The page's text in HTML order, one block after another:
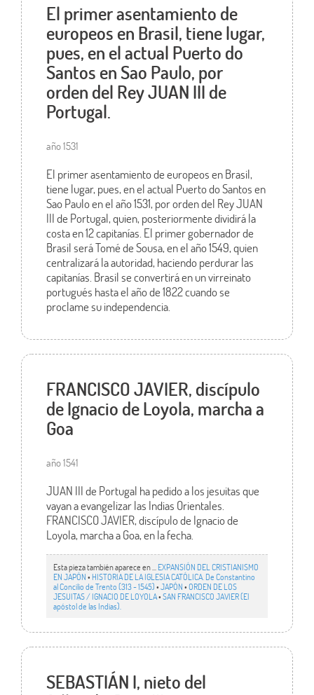
El primer asentamiento de
europeos en Brasil, tiene lugar,
pues, en el actual Puerto do
Santos en Sao Paulo, por
orden del Rey JUAN III de
Portugal.
año 1531
El primer asentamiento de europeos en Brasil,
tiene lugar, pues, en el actual Puerto do Santos en
Sao Paulo en el año 1531, por orden del Rey JUAN
III de Portugal, quien, posteriormente dividirá la
costa en 12 capitanías. El primer gobernador de
Brasil será Tomé de Sousa, en el año 1549, quien
centralizará la autoridad, haciendo perdurar las
capitanías. Brasil se convertirá en un virreinato
portugués hasta el año de 1822 cuando se
proclame su independencia.
FRANCISCO JAVIER, discípulo
de Ignacio de Loyola, marcha a
Goa
año 1541
JUAN III de Portugal ha pedido a los jesuitas que
vayan a evangelizar las Indias Orientales.
FRANCISCO JAVIER, discípulo de Ignacio de
Loyola, marcha a Goa, en la fecha.
Esta pieza también aparece en ... EXPANSIÓN DEL CRISTIANISMO
EN JAPÓN• HISTORIA DE LA IGLESIA CATÓLICA. De Constantino
al Concilio de Trento (313 - 1545)•JAPÓN•ORDEN DE LOS
JESUITAS / IGNACIO DE LOYOLA•SAN FRANCISCO JAVIER (El
apóstol de las Indias).
SEBASTIÁN I, nieto del